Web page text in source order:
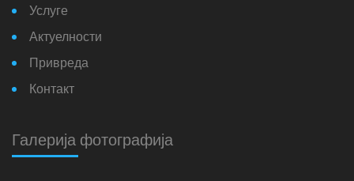
Услуге
Актуелности
Привреда
Контакт
Галерија фотографија